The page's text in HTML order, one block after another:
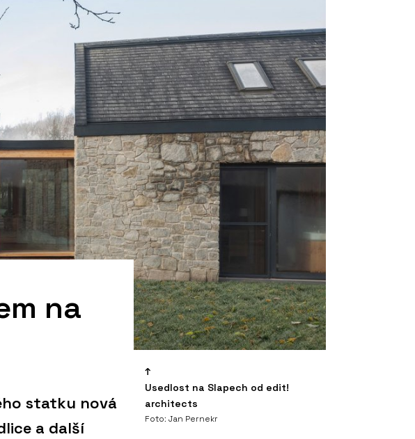
Usedlost na Slapech od edit!
architects
Foto: Jan Pernekr
na
statku nová
a další